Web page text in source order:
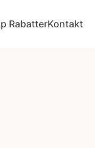
RabatterKontakt